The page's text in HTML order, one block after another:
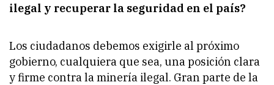
ilegal y recuperar la seguridad en el país?
Los ciudadanos debemos exigirle al próximo
gobierno, cualquiera que sea, una posición clara
y firme contra la minería ilegal. Gran parte de la